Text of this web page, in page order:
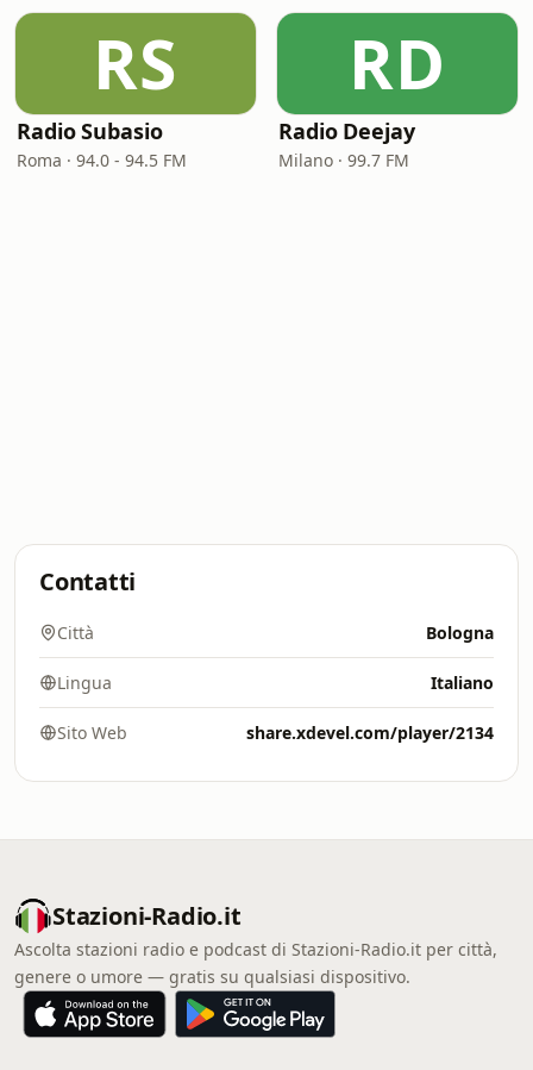
RS
Radio Subasio
Roma · 94.0 - 94.5 FM
RD
Radio Deejay
Milano · 99.7 FM
Contatti
Città Bologna
Lingua Italiano
Sito Web share.xdevel.com/player/2134
Stazioni-Radio.it
Ascolta stazioni radio e podcast di Stazioni-Radio.it per città,
genere o umore — gratis su qualsiasi dispositivo.